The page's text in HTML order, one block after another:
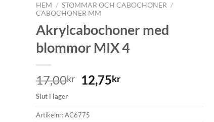
HEM / STOMMAR OCH CABOCHONER /
CABOCHONER MM
Akrylcabochoner med
blommor MIX 4
17,00kr 12,75kr
Slut i lager
Artikelnr:AC6775